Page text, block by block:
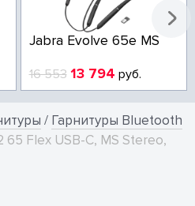
Jabra Evolve 65e MS
16 553 13 794 руб.
/ Гарнитуры Bluetooth
65 Flex USB-C, MS Stereo,